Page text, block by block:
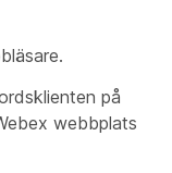
på
webbplats